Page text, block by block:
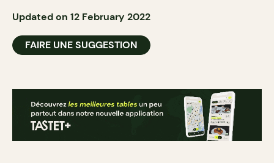
Updated on 12 February 2022
FAIRE UNE SUGGESTION